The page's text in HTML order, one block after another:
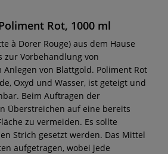
Rot, 1000 ml
à Dorer Rouge) aus dem Hause
zur Vorbehandlung von
von Blattgold. Poliment Rot
Oxyd und Wasser, ist geteigt und
Beim Auftragen der
Überstreichen auf eine bereits
zu vermeiden. Es sollte
Strich gesetzt werden. Das Mittel
aufgetragen, wobei jede